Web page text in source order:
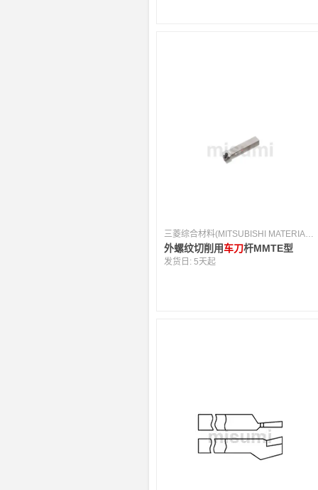
三菱综合材料(MITSUBISHI MATERIALS) [日本]
外螺纹切削用车刀杆MMTE型
发货日:5天起